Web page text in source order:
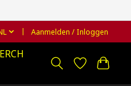
Aanmelden / Inloggen